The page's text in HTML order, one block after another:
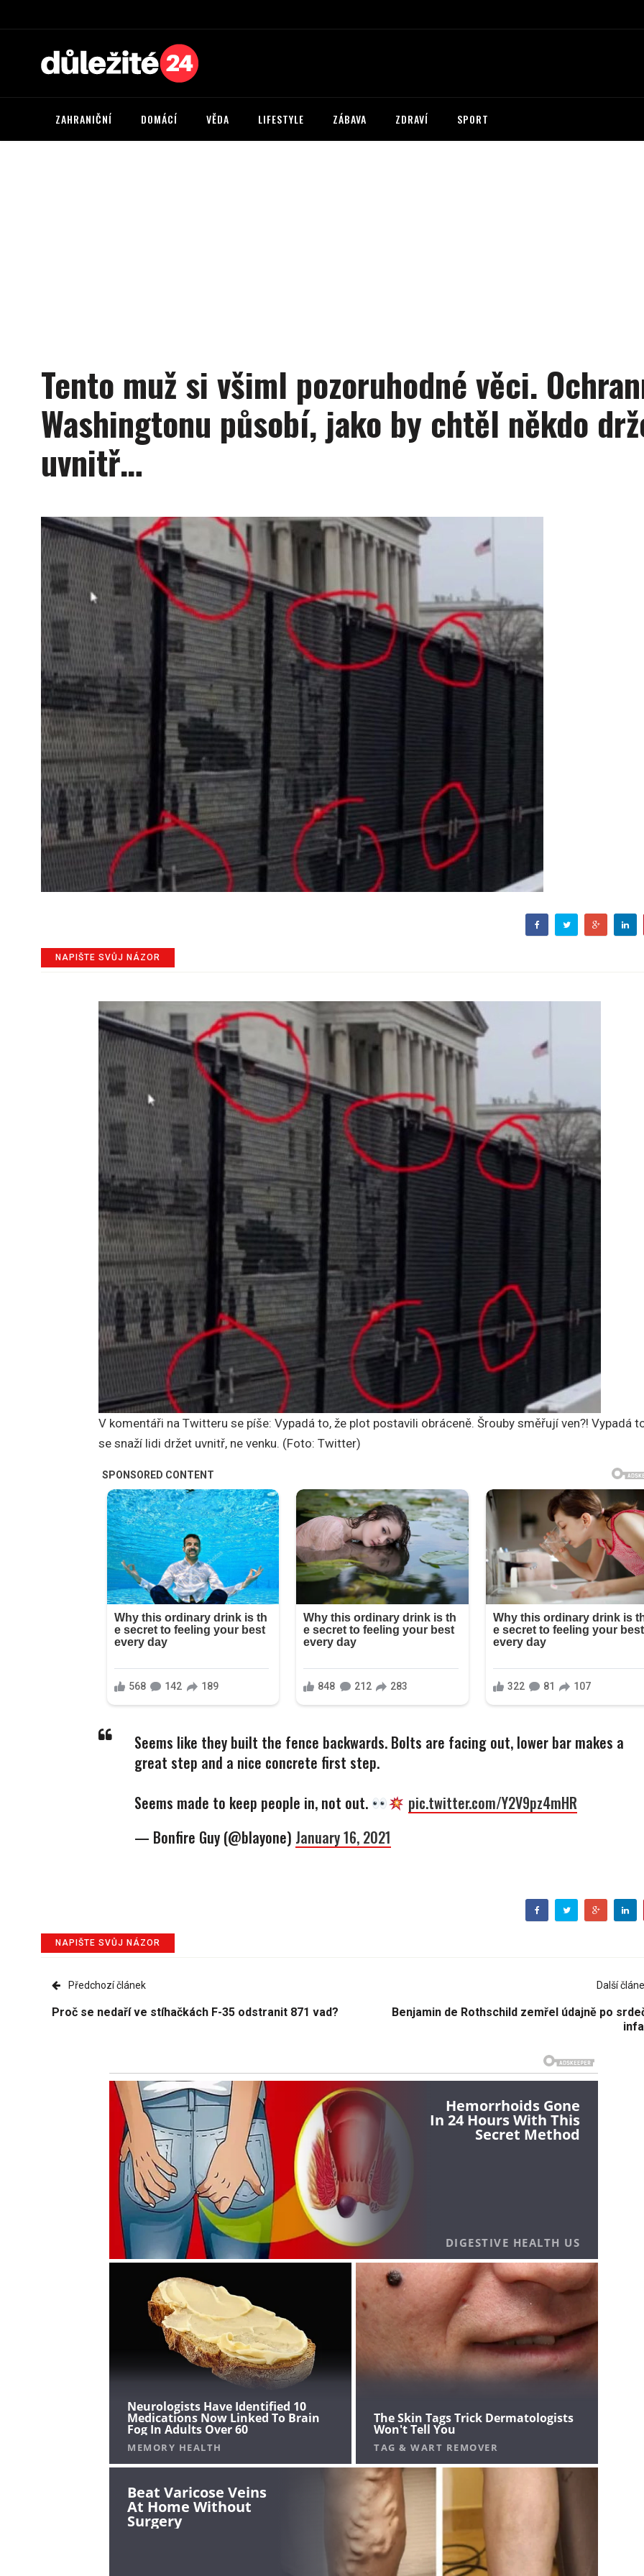
ZAHRANIČNÍ DOMÁCÍ VĚDA LIFESTYLE ZÁBAVA ZDRAVÍ SPORT
Tento muž si všiml pozoruhodné věci.
Washingtonu působí, jako by chtěl někdo
uvnitř…
NAPIŠTE SVŮJ NÁZOR
V komentáři na Twitteru se píše: Vypadá to, že plot postavili obráceně. Šrouby směřují ven?! Vypadá
se snaží lidi držet uvnitř, ne venku. (Foto: Twitter)
Seems like they built the fence backwards. Bolts are facing out, lower bar makes a
great step and a nice concrete first step.
Seems made to keep people in, not out.
pic.twitter.com/Y2V9pz4mHR
— Bonfire Guy (@blayone) January 16, 2021
NAPIŠTE SVŮJ NÁZOR
Předchozí článek
Proč se nedaří ve stíhačkách F-35 odstranit 871 vad?
Další
Benjamin de Rothschild zemřel údajně po